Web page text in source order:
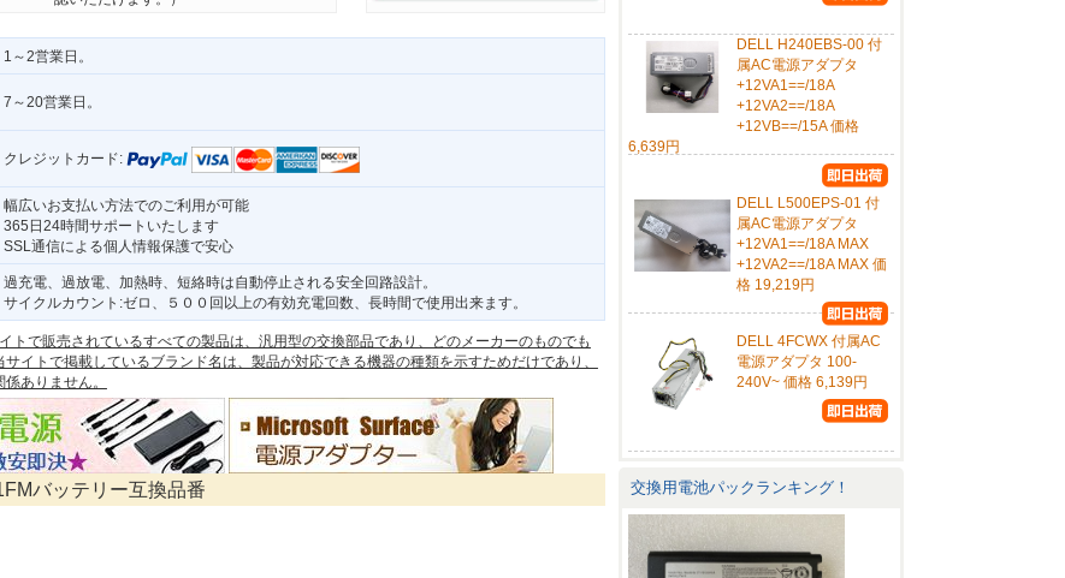
1～2営業日。
7～20営業日。
クレジットカード:
幅広いお支払い方法でのご利用が可能
365日24時間サポートいたします
SSL通信による個人情報保護で安心
過充電、過放電、加熱時、短絡時は自動停止される安全回路設計。
サイクルカウント:ゼロ、５００回以上の有効充電回数、長時間で使用出来ます。
トで販売されているすべての製品は、汎用型の交換部品であり、どのメーカーのものでも
サイトで掲載しているブランド名は、製品が対応できる機器の種類を示すためだけであり、
ありません。
バッテリー互換品番
DELL H240EBS-00 付
属AC電源アダプタ
+12VA1==/18A
+12VA2==/18A
+12VB==/15A 価格
6,639円
DELL L500EPS-01 付
属AC電源アダプタ
+12VA1==/18A MAX
+12VA2==/18A MAX 価
格 19,219円
DELL 4FCWX 付属AC
電源アダプタ 100-
240V~ 価格 6,139円
交換用電池パックランキング！